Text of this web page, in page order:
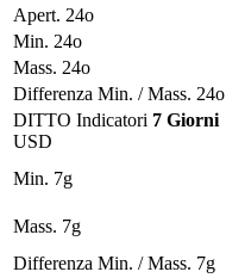
Apert. 24o
Min. 24o
Mass. 24o
Differenza Min. / Mass. 24o
DITTO Indicatori 7 Giorni
USD
Min. 7g
Mass. 7g
Differenza Min. / Mass. 7g